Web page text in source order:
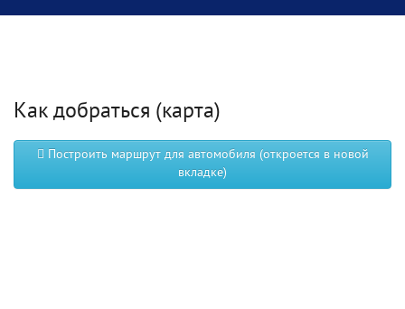
Как добраться (карта)
Построить маршрут для автомобиля (откроется в новой
вкладке)